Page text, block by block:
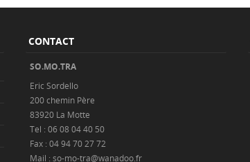
CONTACT
SO.MO.TRA
Eric Sordello
200 chemin Père
83920 La Motte
Tel : 06 08 04 40 50
Fax : 04 94 70 27 72
Mail : so-mo-tra@wanadoo.fr